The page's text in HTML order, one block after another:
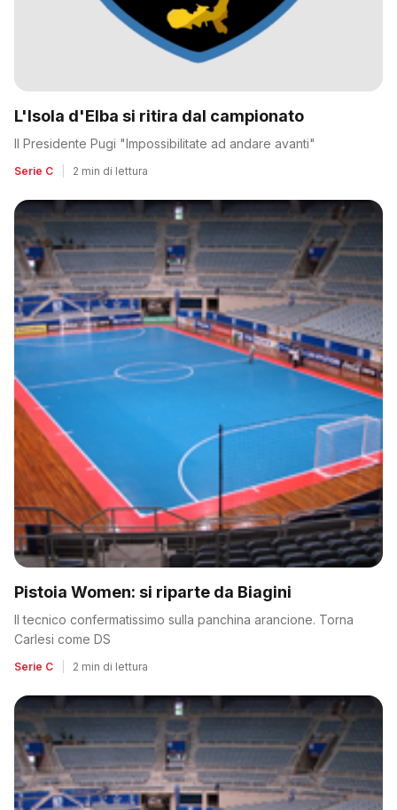
L'Isola d'Elba si ritira dal campionato
Il Presidente Pugi "Impossibilitate ad andare avanti"
Serie C 2 min di lettura
Pistoia Women: si riparte da Biagini
Il tecnico confermatissimo sulla panchina arancione. Torna
Carlesi come DS
Serie C 2 min di lettura